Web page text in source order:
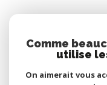
Comme
utilise
On aimerait vous